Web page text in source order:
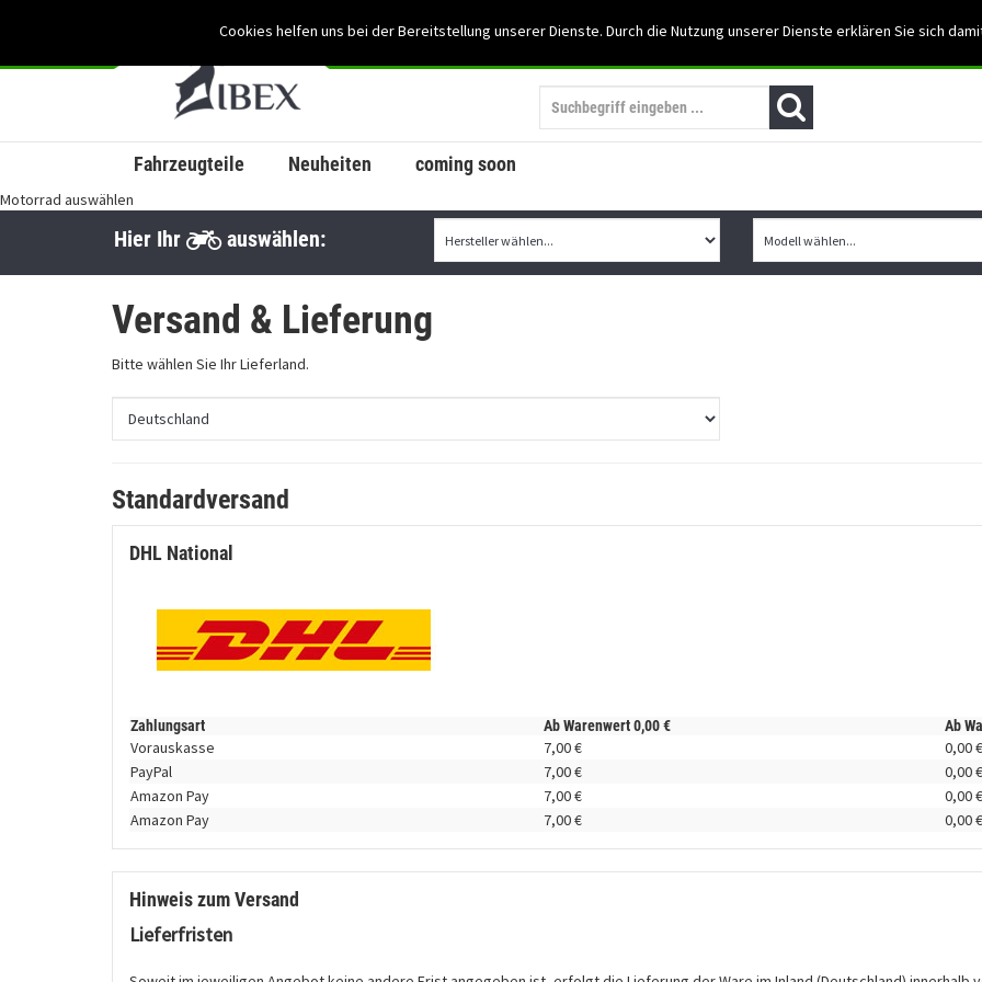
Cookies helfen uns bei der Bereitstellung unserer Dienste. Durch die Nutzung unserer Dienste erklären Sie sich
Mein Konto Support: 03501-
Fahrzeugteile Neuheiten coming soon
Motorrad auswählen
Hier Ihr auswählen:
Versand & Lieferung
Bitte wählen Sie Ihr Lieferland.
Standardversand
DHL National
Zahlungsart Ab Warenwert0,00€ Ab
Vorauskasse 7,00€ 0,00€
PayPal
7,00€ 0,00€
Amazon Pay
7,00€ 0,00€
Amazon Pay
7,00€ 0,00€
Hinweis zum Versand
Lieferfristen